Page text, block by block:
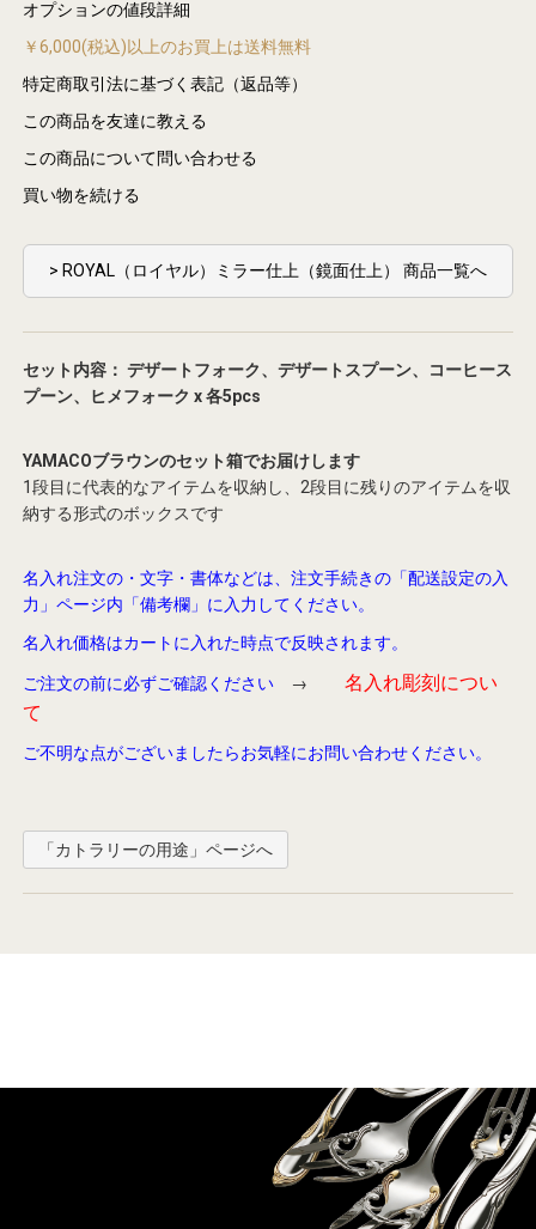
オプションの値段詳細
￥6,000(税込)以上のお買上は送料無料
特定商取引法に基づく表記（返品等）
この商品を友達に教える
この商品について問い合わせる
買い物を続ける
> ROYAL（ロイヤル）ミラー仕上（鏡面仕上） 商品一覧へ
セット内容： デザートフォーク、デザートスプーン、コーヒース
プーン、ヒメフォーク x 各5pcs
YAMACOブラウンのセット箱でお届けします
1段目に代表的なアイテムを収納し、2段目に残りのアイテムを収
納する形式のボックスです
名入れ注文の・文字・書体などは、注文手続きの「配送設定の入
力」ページ内「備考欄」に入力してください。
名入れ価格はカートに入れた時点で反映されます。
ご注文の前に必ずご確認ください →名入れ彫刻につい
て
ご不明な点がございましたらお気軽にお問い合わせください。
「カトラリーの用途」ページへ